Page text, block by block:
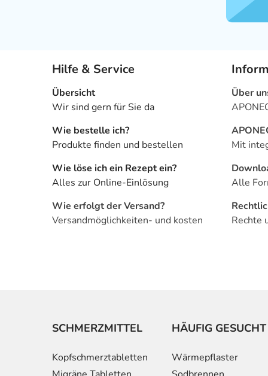
Hilfe & Service
Übersicht
Wir sind gern für Sie da
Wie bestelle ich?
Produkte finden und bestellen
Wie löse ich ein Rezept ein?
Alles zur Online-Einlösung
Wie erfolgt der Versand?
Versandmöglichkeiten- und kosten
Über
Mit
Alle
Rechte
SCHMERZMITTEL
Kopfschmerztabletten
HÄUFIG GESUCHT
Wärmepflaster